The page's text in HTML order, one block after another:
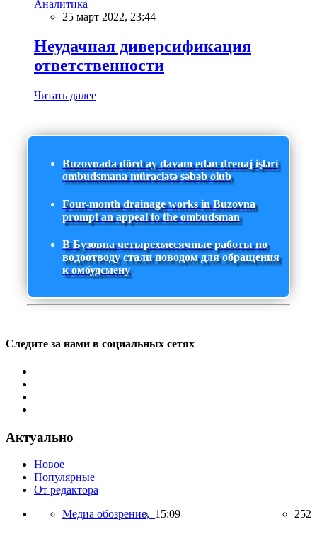
Аналитика
25 март 2022, 23:44
Неудачная диверсификация
ответственности
Читать далее
Buzovnada dörd ay davam edən drenaj işləri
ombudsmana müraciətə səbəb olub
Four-month drainage works in Buzovna
prompt an appeal to the ombudsman
В Бузовна четырехмесячные работы по
водоотводу стали поводом для обращения
к омбудсмену
Следите за нами в социальных сетях
Актуально
Новое
Популярные
От редактора
Медиа обозрение, 15:09 252